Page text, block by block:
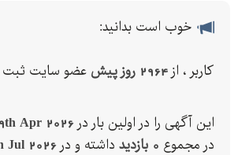
در صورتی که با ترکیدگی لوله آب و نم دیوار و
سرویس بهداشتی مواجه شده اید کافیست با
تا در اسرع وقت مشکل شما را برطرف کنند. شما
ترکیدگی و نم دیوار و سقف و موارد این چنینی
خوب است بدانید:
کاربر ، از 2964 روز پیش عضو سایت ثبت
این آگهی را در اولین بار در Apr 2026
در مجموع 0 بازدید داشته و در Jul 2026